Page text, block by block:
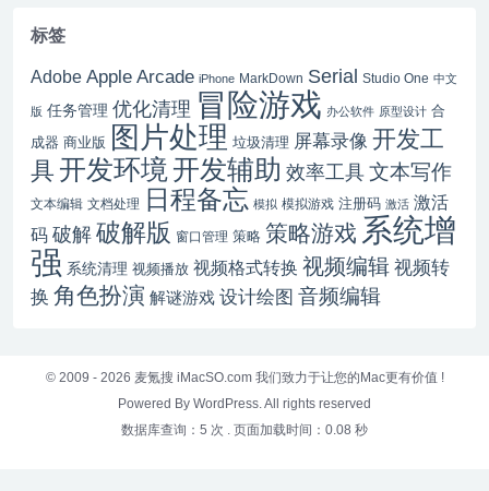
标签
Adobe Apple Arcade iPhone MarkDown Serial Studio One 中文
版 任务管理 优化清理 冒险游戏 办公软件 原型设计 合
成器 商业版 图片处理 垃圾清理 屏幕录像 开发工
具 开发环境开发辅助 效率工具 文本写作
文本编辑 文档处理 日程备忘 模拟 模拟游戏 注册码 激活 激活
码 破解破解版 窗口管理 策略 策略游戏 系统增
强 系统清理 视频播放 视频格式转换 视频编辑 视频转
换 角色扮演 解谜游戏 设计绘图 音频编辑
© 2009 - 2026 麦氪搜 iMacSO.com 我们致力于让您的Mac更有价值 !
Powered By WordPress. All rights reserved
数据库查询：5 次 . 页面加载时间：0.08 秒